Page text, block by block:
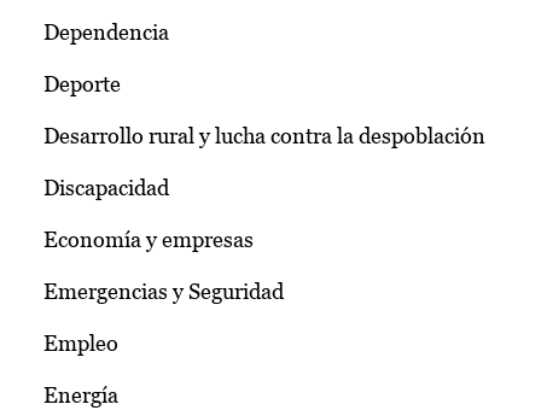
Dependencia
Deporte
Desarrollo rural y lucha contra la despoblación
Discapacidad
Economía y empresas
Emergencias y Seguridad
Empleo
Energía